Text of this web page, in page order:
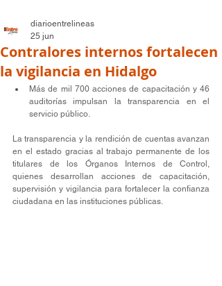
Contralores internos fortalecen
la vigilancia en Hidalgo
diarioentrelineas
25 jun
Más de mil 700 acciones de capacitación y 46
auditorías impulsan la transparencia en el
servicio público.
La transparencia y la rendición de cuentas avanzan
en el estado gracias al trabajo permanente de los
titulares de los Órganos Internos de Control,
quienes desarrollan acciones de capacitación,
supervisión y vigilancia para fortalecer la confianza
ciudadana en las instituciones públicas.